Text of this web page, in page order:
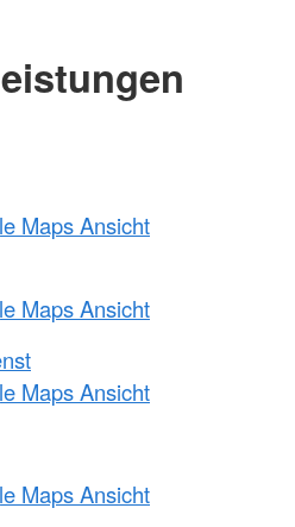
Maps Ansicht
Maps Ansicht
Maps Ansicht
Maps Ansicht